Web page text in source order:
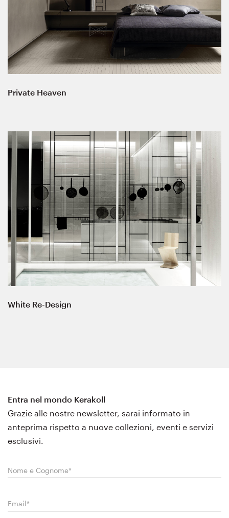
Private Heaven
White Re-Design
Entra nel mondo Kerakoll
Grazie alle nostre newsletter, sarai informato in
anteprima rispetto a nuove collezioni, eventi e servizi
esclusivi.